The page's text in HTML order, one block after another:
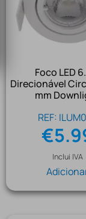
Foco LED
Direcionável
mm
REF:
€
Inclui IVA